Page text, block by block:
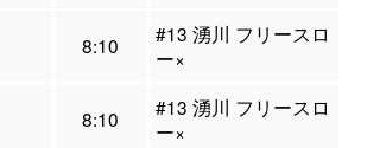
8:10
#13 湧川 フリースロ
ー×
8:10
#13 湧川 フリースロ
ー×